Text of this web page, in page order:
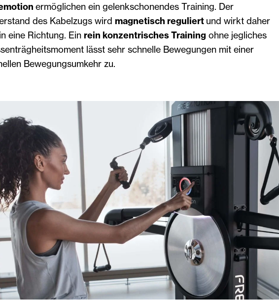
ermöglichen ein gelenkschonendes Training. Der
des Kabelzugs wird magnetisch reguliert und wirkt daher
eine Richtung. Ein rein konzentrisches Training ohne jegliches
lässt sehr schnelle Bewegungen mit einer
Bewegungsumkehr zu.